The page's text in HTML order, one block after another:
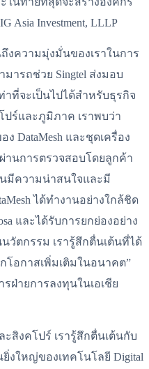
Asia Investment, LLLP
งความมุ่งมั่นของเราในการ
ารถช่วย Singtel ส่งมอบ
ที่จะเป็นไปได้สำหรับธุรกิจ
ร์และภูมิภาค เราพบว่า
ง DataMesh และชุดเครื่อง
นการตรวจสอบโดยลูกค้า
มีความน่าสนใจและมี
ได้ทำงานอย่างใกล้ชิด
และได้รับการยกย่องอย่าง
วัตกรรม เรารู้สึกตื่นเต้นที่ได้
โอกาสเพิ่มเติมในอนาคต”
ฝ่ายการลงทุนในเอเชีย
สิงคโปร์ เรารู้สึกตื่นเต้นกับ
ใหญ่ของเทคโนโลยี Digital